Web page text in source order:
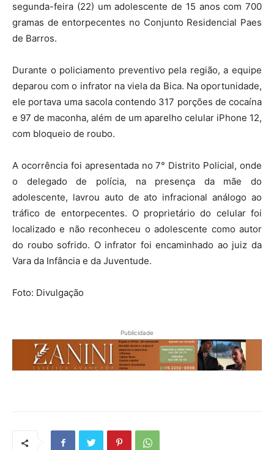
segunda-feira (22) um adolescente de 15 anos com 700
gramas de entorpecentes no Conjunto Residencial Paes
de Barros.
Durante o policiamento preventivo pela região, a equipe
deparou com o infrator na viela da Bica. Na oportunidade,
ele portava uma sacola contendo 317 porções de cocaína
e 97 de maconha, além de um aparelho celular iPhone 12,
com bloqueio de roubo.
A ocorrência foi apresentada no 7° Distrito Policial, onde
o delegado de polícia, na presença da mãe do
adolescente, lavrou auto de ato infracional análogo ao
tráfico de entorpecentes. O proprietário do celular foi
localizado e não reconheceu o adolescente como autor
do roubo sofrido. O infrator foi encaminhado ao juiz da
Vara da Infância e da Juventude.
Foto: Divulgação
Publicidade